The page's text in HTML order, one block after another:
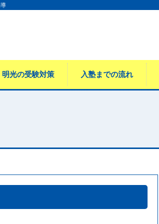
明光の受験対策 入塾までの流れ